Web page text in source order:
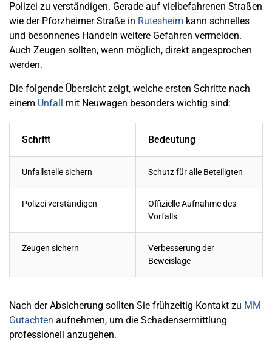
Polizei zu verständigen. Gerade auf vielbefahrenen Straßen
wie der Pforzheimer Straße in Rutesheim kann schnelles
und besonnenes Handeln weitere Gefahren vermeiden.
Auch Zeugen sollten, wenn möglich, direkt angesprochen
werden.
Die folgende Übersicht zeigt, welche ersten Schritte nach
einem Unfall mit Neuwagen besonders wichtig sind:
Schritt Bedeutung
Unfallstelle sichern Schutz für alle Beteiligten
Polizei verständigen
Offizielle Aufnahme des
Vorfalls
Zeugen sichern
Verbesserung der
Beweislage
Nach der Absicherung sollten Sie frühzeitig Kontakt zu MM
Gutachten aufnehmen, um die Schadensermittlung
professionell anzugehen.